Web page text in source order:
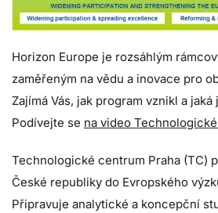
Horizon Europe je rozsáhlým
zaměřeným na vědu a inovace pro
Zajímá Vás, jak program vznikl a jaká
Podívejte se na video
Technologické centrum Praha (TC)
České republiky do Evropského
Připravuje analytické a koncepční